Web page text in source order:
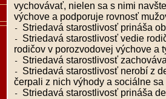
vychovávať, nielen sa s nimi
výchove a podporuje rovnosť
- Striedavá starostlivosť prináša
- Striedavá starostlivosť vedie
rodičov v porozvodovej výchove a
- Striedavá starostlivosť
- Striedavá starostlivosť nerobí z
čerpali z nich výhody a sociálne
- Striedavá starostlivosť prináša